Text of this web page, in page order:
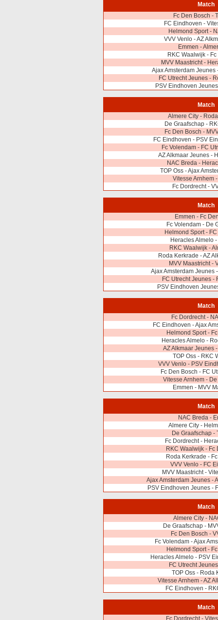
Match
Fc Den Bosch -
FC Eindhoven -
Helmond Sport -
VVV Venlo - AZ
Emmen -
RKC Waalwijk -
MVV Maastricht -
Ajax Amsterdam Jeunes
FC Utrecht Jeunes -
PSV Eindhoven
Match
Almere City -
De Graafschap -
Fc Den Bosch -
FC Eindhoven - PSV
Fc Volendam - FC
AZ Alkmaar Jeunes -
NAC Breda -
TOP Oss - Ajax
Vitesse Arnhem
Fc Dordrecht -
Match
Emmen - Fc
Fc Volendam - De
Helmond Sport -
Heracles Almelo -
RKC Waalwijk -
Roda Kerkrade - AZ
MVV Maastricht -
Ajax Amsterdam Jeunes
FC Utrecht Jeunes -
PSV Eindhoven
Match
Fc Dordrecht -
FC Eindhoven - Ajax
Helmond Sport -
Heracles Almelo -
AZ Alkmaar Jeunes
TOP Oss - RKC
VVV Venlo - PSV
Fc Den Bosch - FC
Vitesse Arnhem -
Emmen - MVV
Match
NAC Breda -
Almere City -
De Graafschap -
Fc Dordrecht -
RKC Waalwijk - Fc
Roda Kerkrade -
VVV Venlo - FC
MVV Maastricht -
Ajax Amsterdam Jeunes -
PSV Eindhoven Jeunes -
Match
Almere City -
De Graafschap -
Fc Den Bosch -
Fc Volendam - Ajax
Helmond Sport -
Heracles Almelo - PSV
FC Utrecht
TOP Oss - Roda
Vitesse Arnhem - AZ
FC Eindhoven -
Match
Fc Dordrecht -